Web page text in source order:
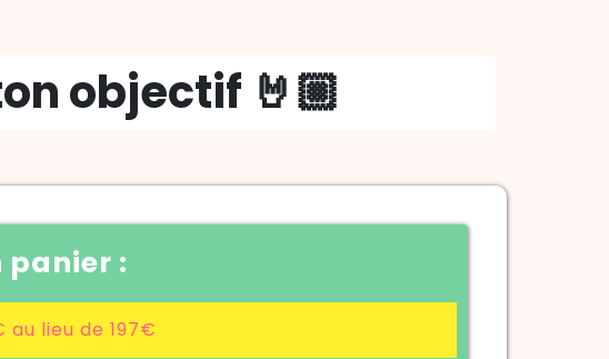
objectif 🤘🏼
panier :
au lieu de 197€